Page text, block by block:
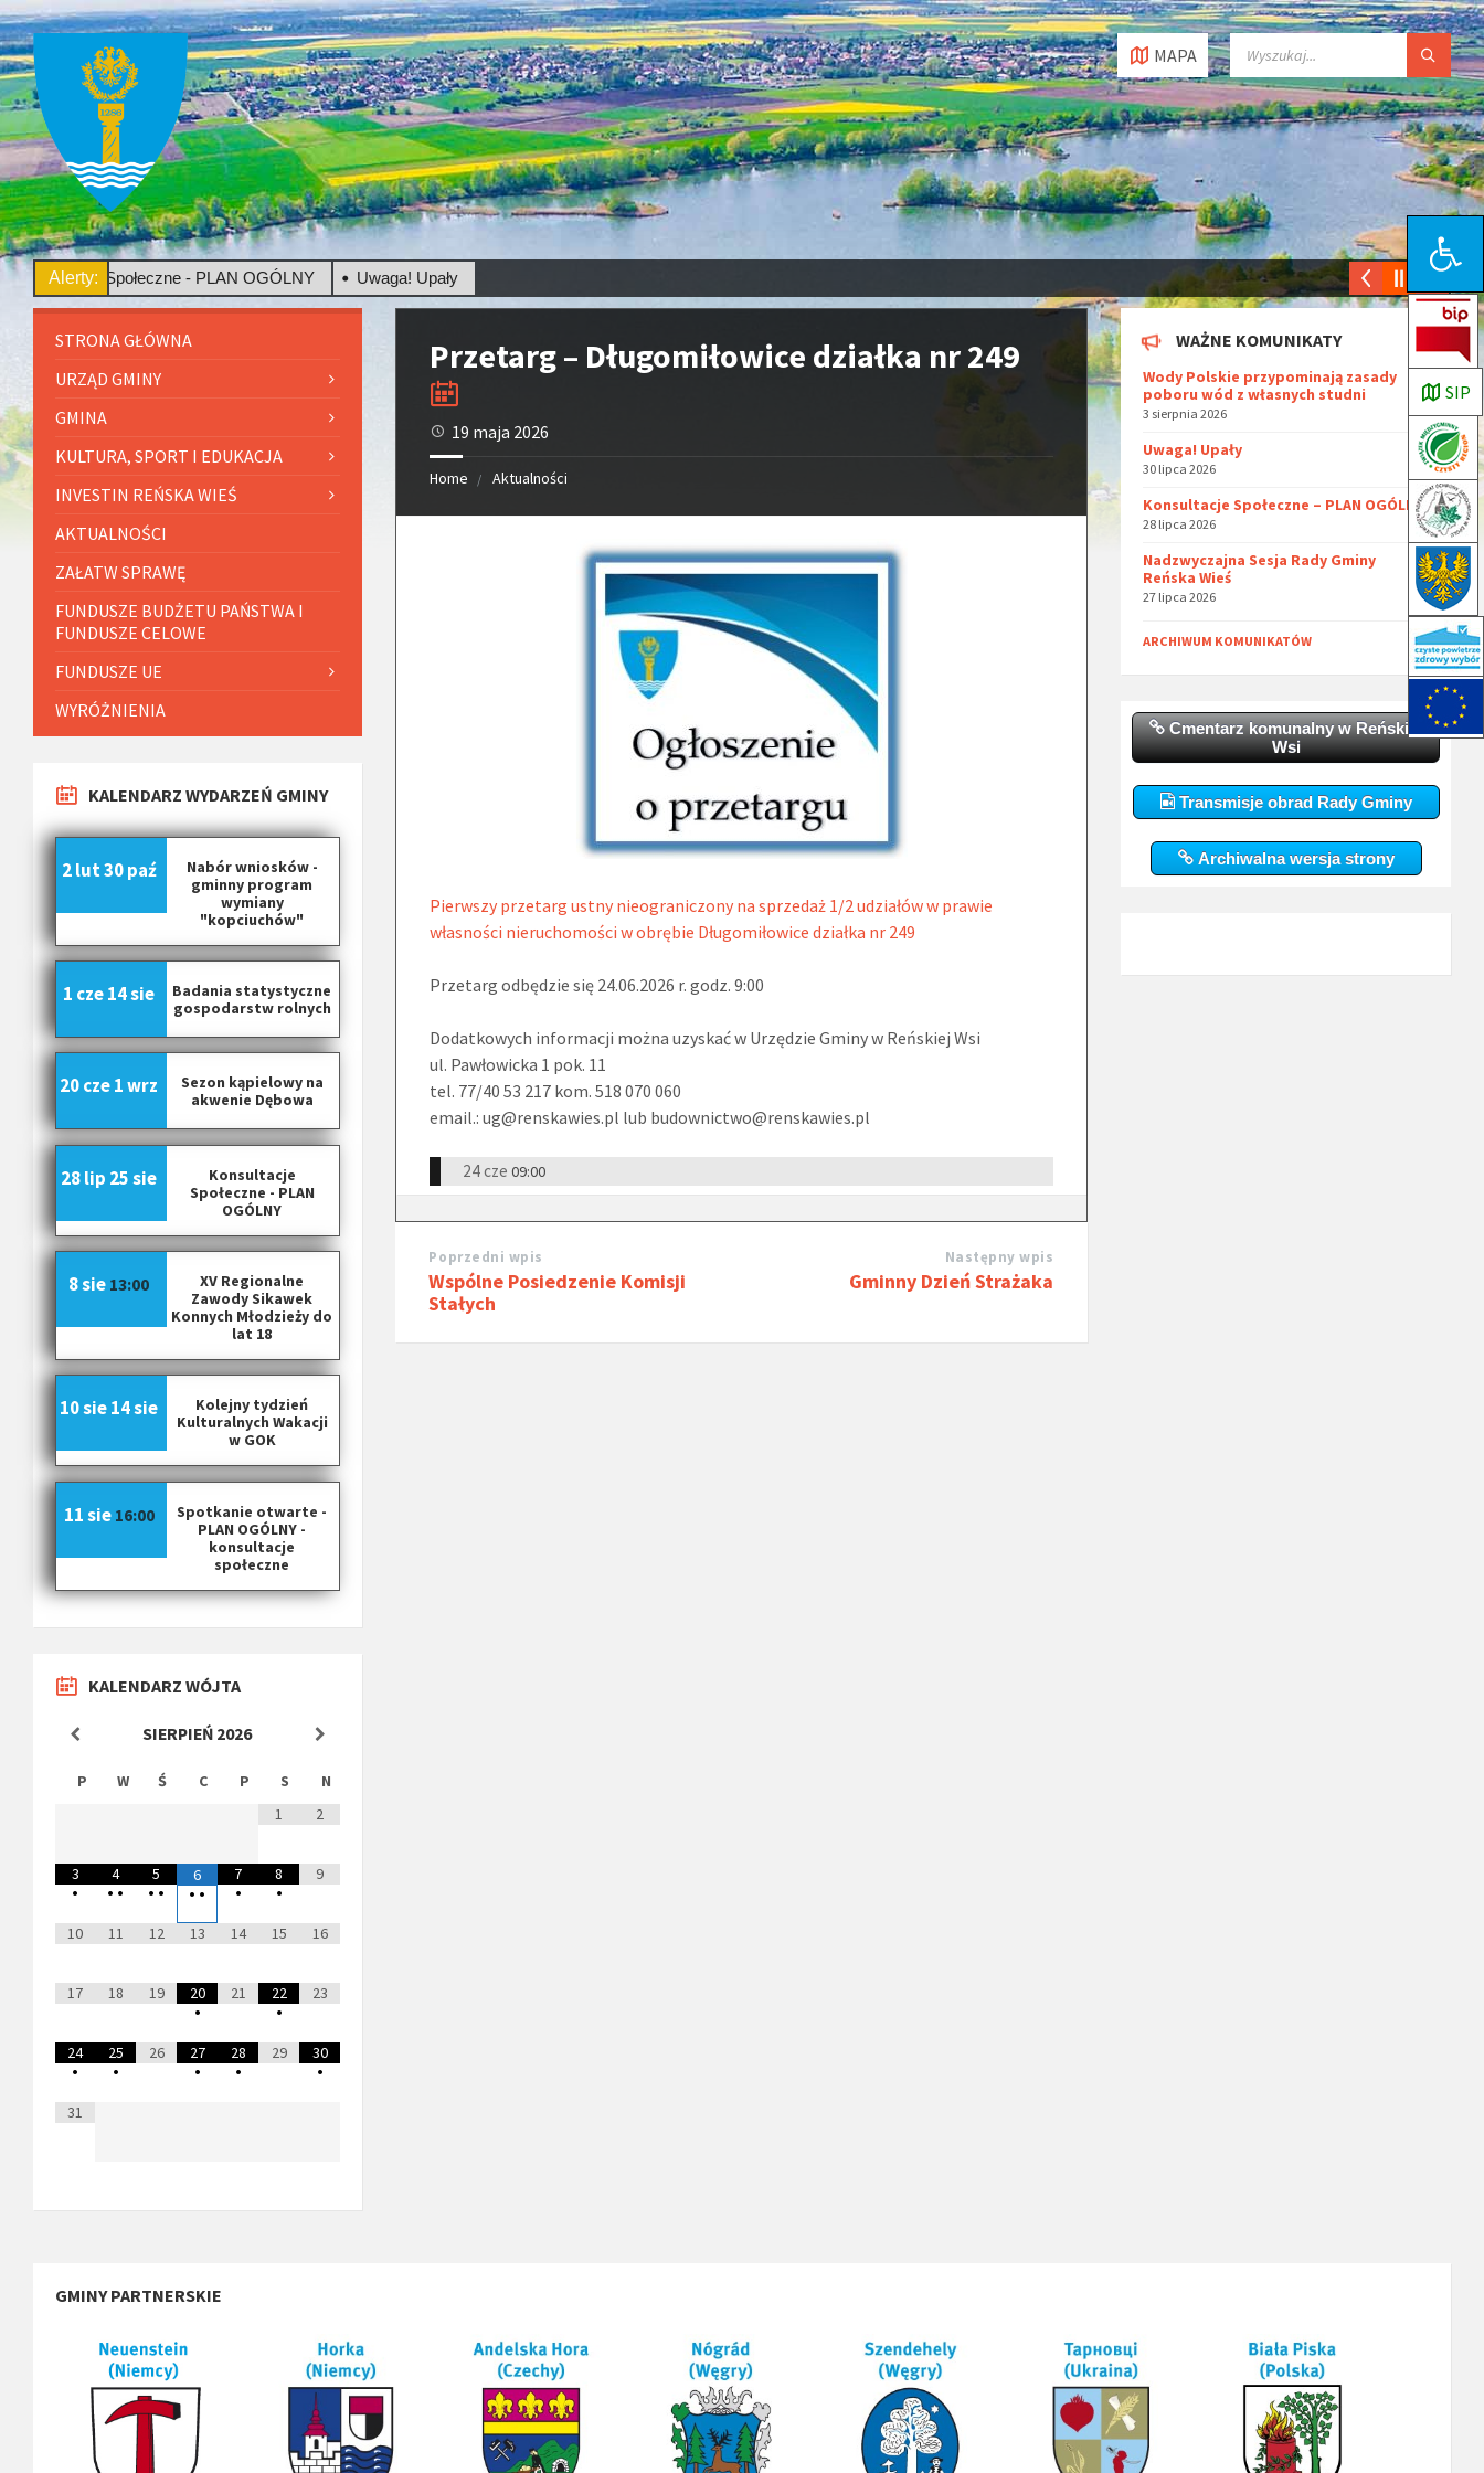
Open toolbar
SIP
MAPA
Alerty:
Społeczne - PLAN OGÓLNY Uwaga! Upały
Przetarg – Długomiłowice działka nr 249
19 maja 2026
Home Aktualności
Pierwszy przetarg ustny nieograniczony na sprzedaż 1/2 udziałów w prawie
własności nieruchomości w obrębie Długomiłowice działka nr 249
Przetarg odbędzie się 24.06.2026 r. godz. 9:00
Dodatkowych informacji można uzyskać w Urzędzie Gminy w Reńskiej Wsi
ul. Pawłowicka 1 pok. 11
tel. 77/40 53 217 kom. 518 070 060
email.: ug@renskawies.pl lub budownictwo@renskawies.pl
24 cze 09:00
Poprzedni wpis
Wspólne Posiedzenie Komisji
Stałych
Następny wpis
Gminny Dzień Strażaka
STRONA GŁÓWNA
URZĄD GMINY
GMINA
KULTURA, SPORT I EDUKACJA
INVESTIN REŃSKA WIEŚ
AKTUALNOŚCI
ZAŁATW SPRAWĘ
FUNDUSZE BUDŻETU PAŃSTWA I
FUNDUSZE CELOWE
FUNDUSZE UE
WYRÓŻNIENIA
KALENDARZ WYDARZEŃ GMINY
Nabór wniosków -
gminny program
wymiany
"kopciuchów"
2 lut30 paź
Badania statystyczne
gospodarstw rolnych
1 cze14 sie
Sezon kąpielowy na
akwenie Dębowa
20 cze1 wrz
Konsultacje
Społeczne - PLAN
OGÓLNY
28 lip 25 sie
XV Regionalne
Zawody Sikawek
Konnych Młodzieży do
lat 18
8 sie 13:00
Kolejny tydzień
Kulturalnych Wakacji
w GOK
10 sie14 sie
Spotkanie otwarte -
PLAN OGÓLNY -
konsultacje
społeczne
11 sie 16:00
KALENDARZ WÓJTA
SIERPIEŃ 2026
P W Ś C P S
N
1
2
3
•
4
• •
5
• •
6
• •
7
•
8
•
9
10 11 12 13 14 15 16
17 18 19
20
•
21
22
•
23
24
•
25
•
26
27
•
28
•
29
30
•
31
WAŻNE KOMUNIKATY
Wody Polskie przypominają zasady
poboru wód z własnych studni
3 sierpnia 2026
Uwaga! Upały
30 lipca 2026
Konsultacje Społeczne – PLAN OGÓLNY
28 lipca 2026
Nadzwyczajna Sesja Rady Gminy
Reńska Wieś
27 lipca 2026
ARCHIWUM KOMUNIKATÓW
Cmentarz komunalny w Reńskiej
Wsi
Transmisje obrad Rady Gminy
Archiwalna wersja strony
GMINY PARTNERSKIE